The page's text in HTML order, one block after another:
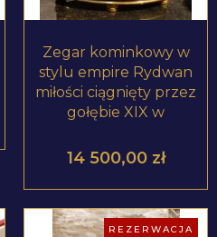
Zegar kominkowy w
stylu empire Rydwan
miłości ciągnięty przez
gołębie XIX w
14 500,00 zł
REZERWACJA